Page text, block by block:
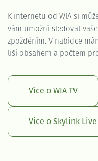
K internetu od WIA si
vám umožní sledovat
zpožděním. V nabídce
liší obsahem a počtem
Více o WIA TV
Více o Skylink Live